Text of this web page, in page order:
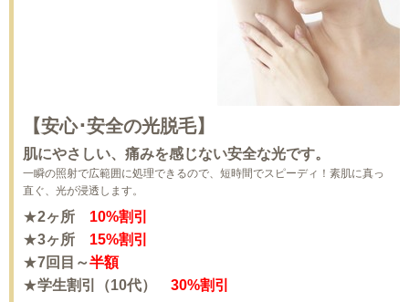
【安心･安全の光脱毛】
肌にやさしい、痛みを感じない安全な光です。
一瞬の照射で広範囲に処理できるので、短時間でスピーディ！素肌に真っ
直ぐ、光が浸透します。
★2ヶ所
10%割引
★3ヶ所
15%割引
★7回目～半額
★学生割引（10代） 30%割引